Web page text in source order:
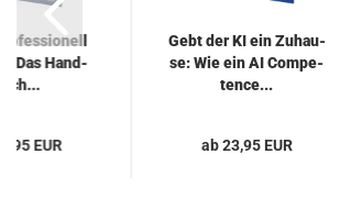
Das Hand­
EUR
Gebt der KI ein Zu­hau­
se: Wie ein AI Com­pe­
tence...
ab 23,95 EUR